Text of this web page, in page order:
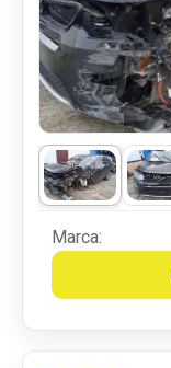
Marca: